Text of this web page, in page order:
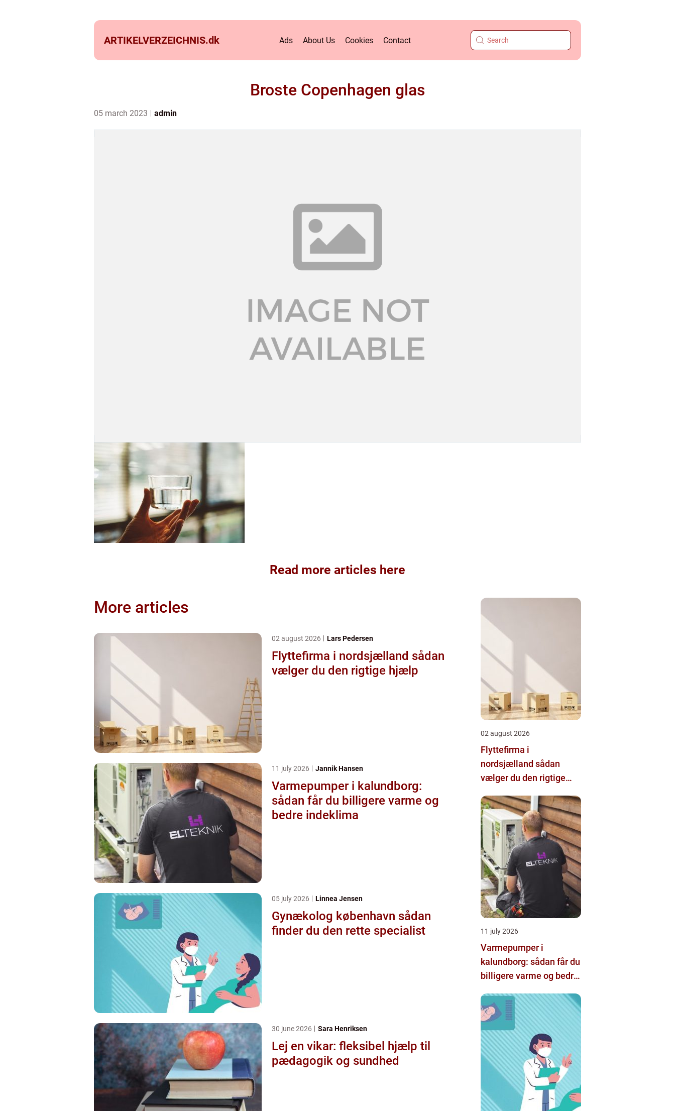
ARTIKELVERZEICHNIS.dk Ads About Us Cookies Contact
Broste Copenhagen glas
05 march 2023 admin
Read more articles here
More articles
02 august 2026 Lars Pedersen
Flyttefirma i nordsjælland sådan
vælger du den rigtige hjælp
11 july 2026 Jannik Hansen
Varmepumper i kalundborg:
sådan får du billigere varme og
bedre indeklima
05 july 2026 Linnea Jensen
Gynækolog københavn sådan
finder du den rette specialist
30 june 2026 Sara Henriksen
Lej en vikar: fleksibel hjælp til
pædagogik og sundhed
02 august 2026
Flyttefirma i
nordsjælland sådan
vælger du den rigtige
11 july 2026
Varmepumper i
kalundborg: sådan får du
billigere varme og bedre